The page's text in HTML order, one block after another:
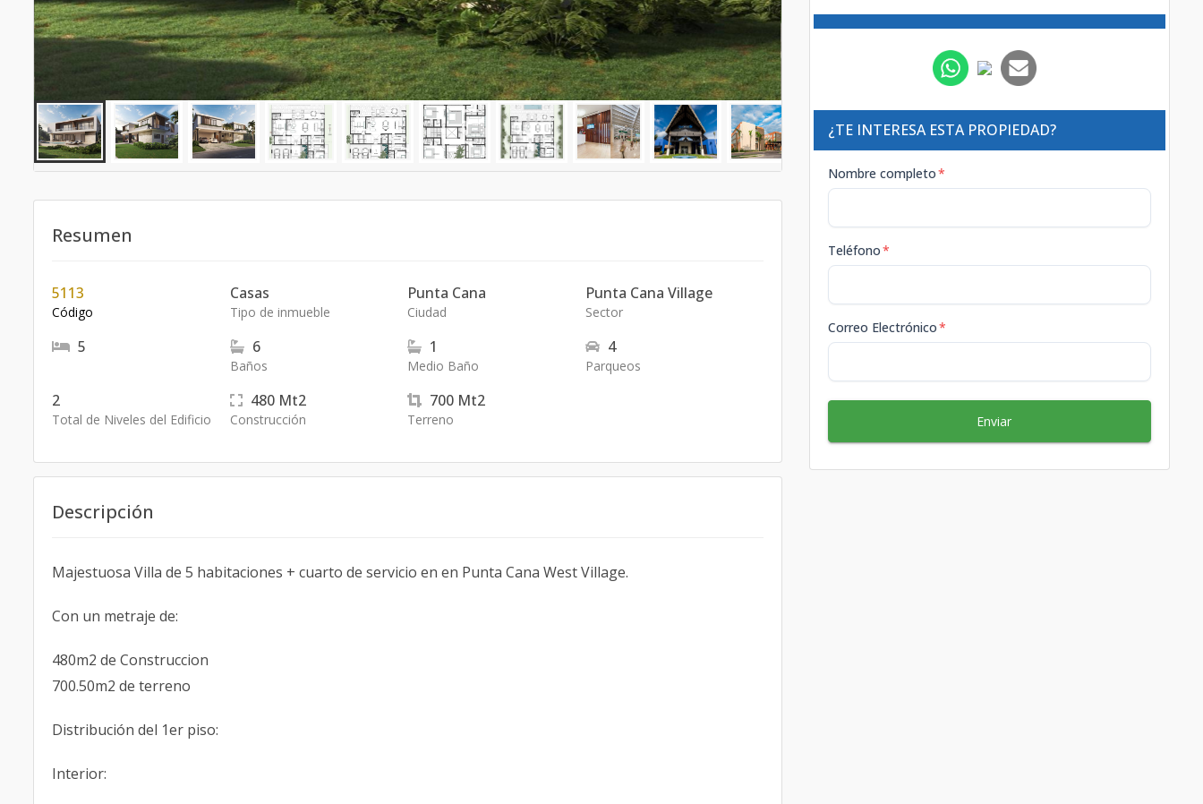
Resumen
5113
Código
Casas
Tipo de inmueble
Punta Cana
Ciudad
Punta Cana Village
Sector
5 6
Baños
1
Medio Baño
4
Parqueos
2
Total de Niveles del Edificio
480 Mt2
Construcción
700 Mt2
Terreno
Descripción
Majestuosa Villa de 5 habitaciones + cuarto de servicio en en Punta Cana West Village.
Con un metraje de:
480m2 de Construccion
700.50m2 de terreno
Distribución del 1er piso:
Interior:
¿TE INTERESA ESTA PROPIEDAD?
Nombre completo*
Teléfono*
Correo Electrónico*
Enviar